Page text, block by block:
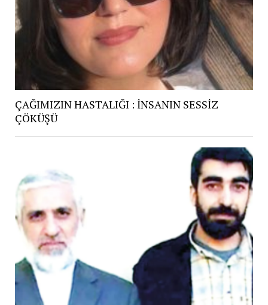
ÇAĞIMIZIN HASTALIĞI : İNSANIN SESSİZ
ÇÖKÜŞÜ